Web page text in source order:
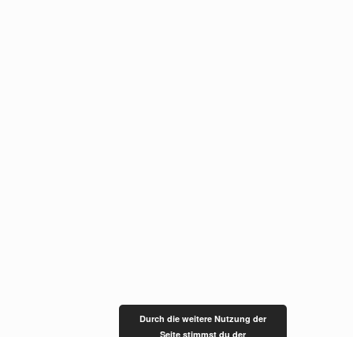
Durch die weitere Nutzung der
Seite stimmst du der